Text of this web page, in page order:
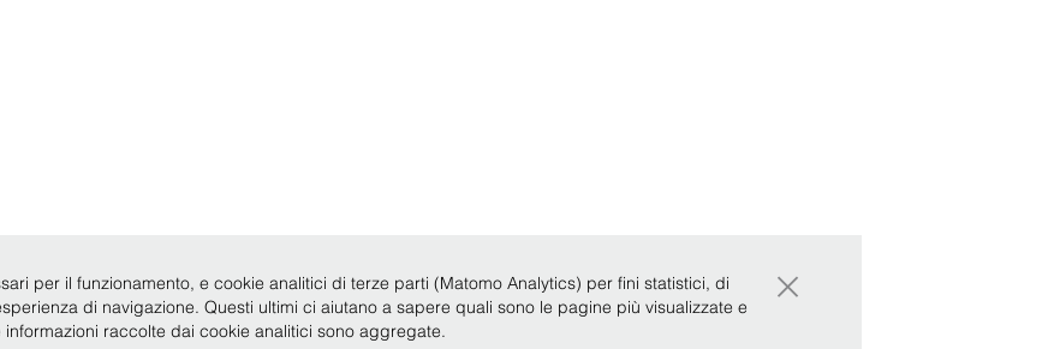
per il funzionamento, e cookie analitici di terze parti (Matomo Analytics) per fini statistici, di
di navigazione. Questi ultimi ci aiutano a sapere quali sono le pagine più visualizzate e
raccolte dai cookie analitici sono aggregate.
×